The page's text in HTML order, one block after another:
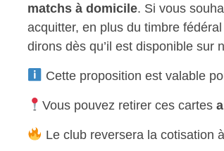
matchs à domicile. Si vous
acquitter, en plus du timbre
dirons dès qu’il est disponible sur
Cette proposition est valable
Vous pouvez retirer ces cartes
Le club reversera la cotisation